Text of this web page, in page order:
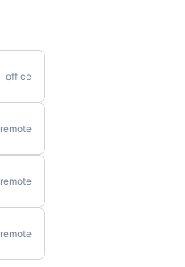
office
remote
remote
remote